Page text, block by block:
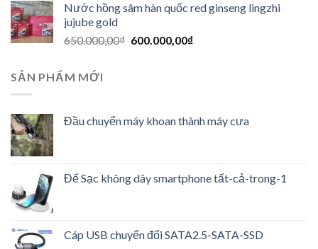
Nước hồng sâm hàn quốc red ginseng lingzhi
jujube gold
650.000,00₫ 600.000,00₫
SẢN PHẨM MỚI
Đầu chuyển máy khoan thành máy cưa
Đế Sạc không dây smartphone tất-cả-trong-1
Cáp USB chuyển đổi SATA2.5-SATA-SSD